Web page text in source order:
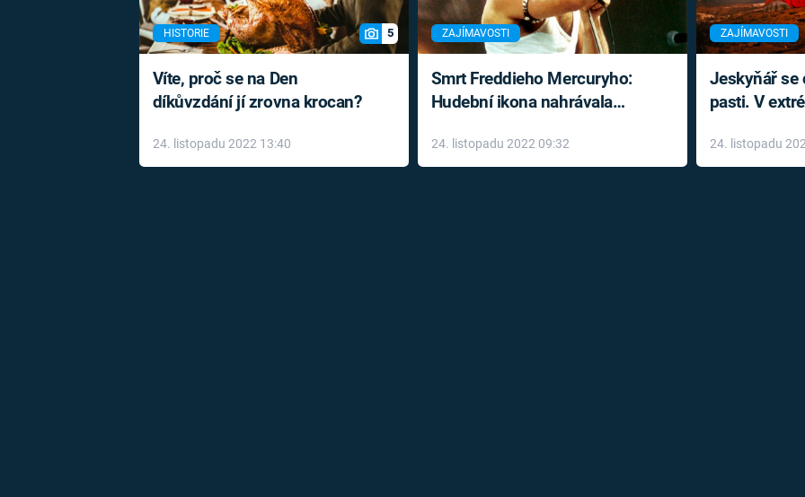
HISTORIE 5
Víte, proč se na Den
díkůvzdání jí zrovna krocan?
24. listopadu 2022 13:40
ZAJÍMAVOSTI
Smrt Freddieho Mercuryho:
Hudební ikona nahrávala
léky
24. listopadu 2022 09:32
ZAJÍMAVOSTI
Jeskyňář se
pasti. V
24. listopadu